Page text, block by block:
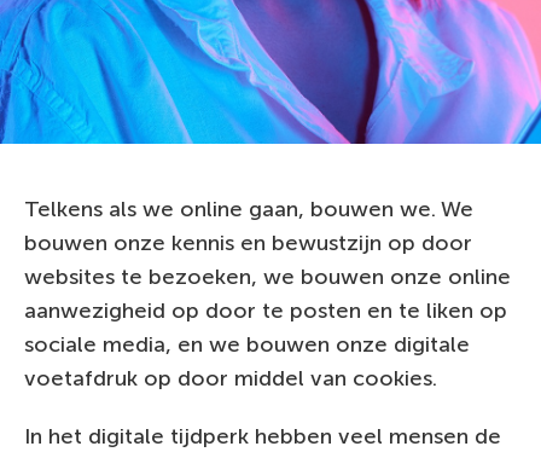
Telkens als we online gaan, bouwen we. We
bouwen onze kennis en bewustzijn op door
websites te bezoeken, we bouwen onze online
aanwezigheid op door te posten en te liken op
sociale media, en we bouwen onze digitale
voetafdruk op door middel van cookies.
In het digitale tijdperk hebben veel mensen de